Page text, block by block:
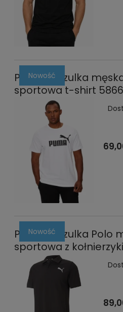
Puma koszulka
sportowa t-shirt
Nowość
Puma koszulka Polo
sportowa z
Nowość